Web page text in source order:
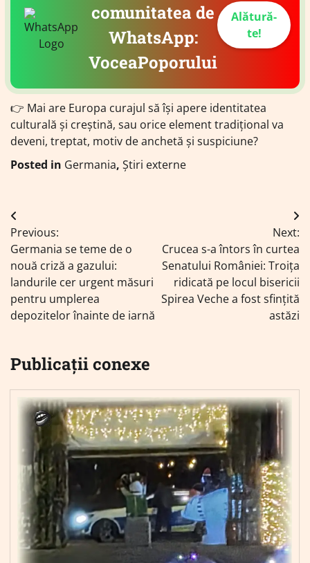
comunitatea de
WhatsApp:
VoceaPoporului
Alătură-
te!
👉 Mai are Europa curajul să își apere identitatea
culturală și creștină, sau orice element tradițional va
deveni, treptat, motiv de anchetă și suspiciune?
Posted in Germania, Știri externe
Navigare
în
articole
Previous:
Germania se teme de o
nouă criză a gazului:
landurile cer urgent măsuri
pentru umplerea
depozitelor înainte de iarnă
Next:
Crucea s-a întors în curtea
Senatului României: Troița
ridicată pe locul bisericii
Spirea Veche a fost sfințită
astăzi
Publicații conexe